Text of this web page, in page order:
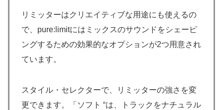
リミッターはクリエイティブな用途にも使えるの
で、pure:limitにはミックスのサウンドをシェーピ
ングするための効果的なオプションが2つ用意され
ています。
スタイル・セレクターで、リミッターの強さを変
更できます。「ソフト “は、トラックをナチュラル